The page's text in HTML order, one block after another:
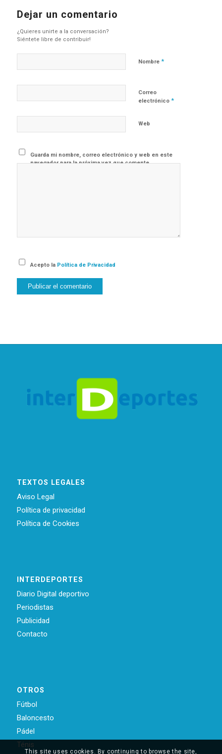
Dejar un comentario
¿Quieres unirte a la conversación?
Siéntete libre de contribuir!
Nombre *
Correo
electrónico *
Web
Guarda mi nombre, correo electrónico y web en este
navegador para la próxima vez que comente.
Acepto la Política de Privacidad
TEXTOS LEGALES
Aviso Legal
Política de privacidad
Política de Cookies
INTERDEPORTES
Diario Digital deportivo
Periodistas
Publicidad
Contacto
OTROS
Fútbol
Baloncesto
Pádel
Ténis
This site uses cookies. By continuing to browse the site,